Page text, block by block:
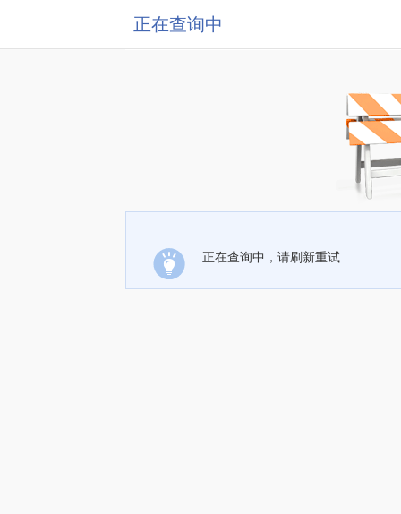
正在查询中
正在查询中，请刷新重试